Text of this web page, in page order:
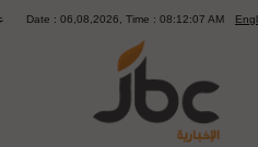
Date : 06,08,2026, Time : 08:12:07 AM